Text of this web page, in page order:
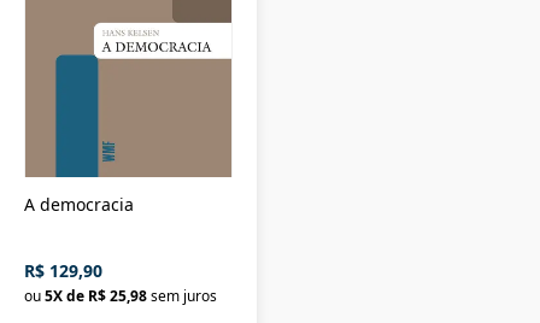
A democracia
R$ 129,90
ou5X de R$ 25,98sem juros